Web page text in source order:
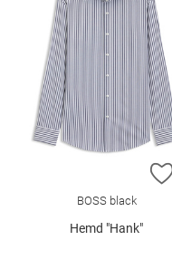
BOSS black
Hemd "Hank"